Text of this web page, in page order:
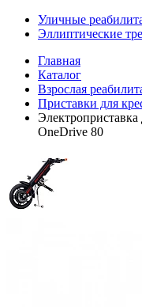
Уличные
Эллиптические
Главная
Каталог
Взрослая
Приставки для
OneDrive 80